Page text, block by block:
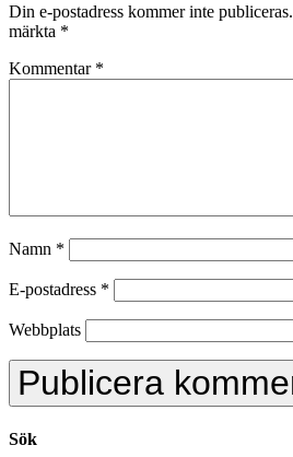
Din e-postadress kommer inte publiceras.
märkta *
Kommentar *
Namn *
E-postadress *
Webbplats
Sök